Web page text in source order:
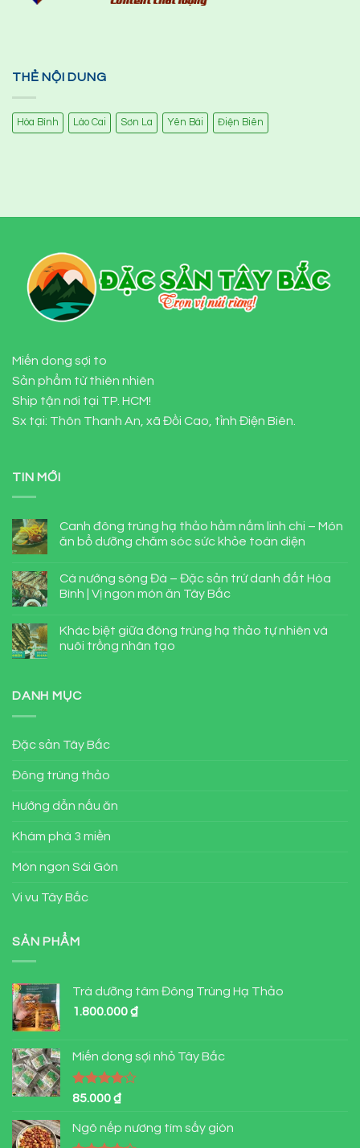
THẺ NỘI DUNG
Hòa Bình Lào Cai Sơn La Yên Bái Điện Biên
Miến dong sợi to
Sản phẩm từ thiên nhiên
Ship tận nơi tại TP. HCM!
Sx tại: Thôn Thanh An, xã Đồi Cao, tỉnh Điện Biên.
TIN MỚI
Canh đông trùng hạ thảo hầm nấm linh chi – Món
ăn bổ dưỡng chăm sóc sức khỏe toàn diện
Cá nướng sông Đà – Đặc sản trứ danh đất Hòa
Bình | Vị ngon món ăn Tây Bắc
Khác biệt giữa đông trùng hạ thảo tự nhiên và
nuôi trồng nhân tạo
DANH MỤC
Đặc sản Tây Bắc
Đông trùng thảo
Hướng dẫn nấu ăn
Khám phá 3 miền
Món ngon Sài Gòn
Vi vu Tây Bắc
SẢN PHẨM
Trà dưỡng tâm Đông Trùng Hạ Thảo
1.800.000₫
Miến dong sợi nhỏ Tây Bắc
Được
4.005
sao
85.000₫
Ngô nếp nương tím sấy giòn